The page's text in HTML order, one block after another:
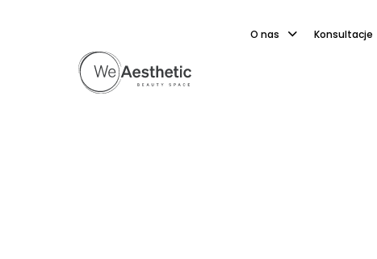
O nas Konsultacje